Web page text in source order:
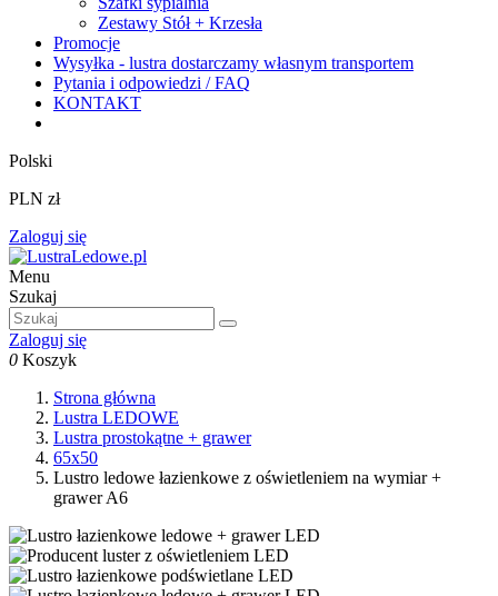
Zestawy Stół + Krzesła
Promocje
Wysyłka - lustra dostarczamy własnym transportem
Pytania i odpowiedzi / FAQ
KONTAKT
Polski
PLN zł
Zaloguj się
Menu
Szukaj
Zaloguj się
0 Koszyk
Strona główna
Lustra LEDOWE
Lustra prostokątne + grawer
65x50
Lustro ledowe łazienkowe z oświetleniem na wymiar +
grawer A6